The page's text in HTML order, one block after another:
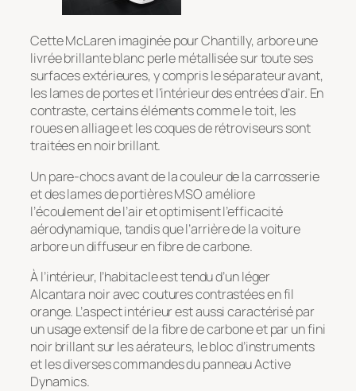
Cette McLaren imaginée pour Chantilly, arbore une
livrée brillante blanc perle métallisée sur toute ses
surfaces extérieures, y compris le séparateur avant,
les lames de portes et l’intérieur des entrées d’air. En
contraste, certains éléments comme le toit, les
roues en alliage et les coques de rétroviseurs sont
traitées en noir brillant.
Un pare-chocs avant de la couleur de la carrosserie
et des lames de portières MSO améliore
l’écoulement de l’air et optimisent l’efficacité
aérodynamique, tandis que l’arrière de la voiture
arbore un diffuseur en fibre de carbone.
À l’intérieur, l’habitacle est tendu d’un léger
Alcantara noir avec coutures contrastées en fil
orange. L’aspect intérieur est aussi caractérisé par
un usage extensif de la fibre de carbone et par un fini
noir brillant sur les aérateurs, le bloc d’instruments
et les diverses commandes du panneau Active
Dynamics.